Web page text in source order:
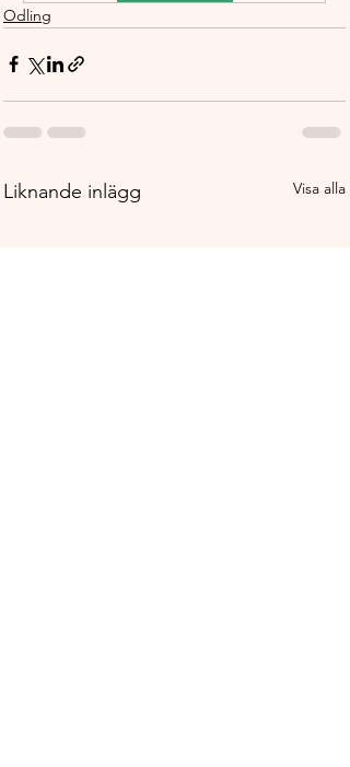
Odling
Liknande inlägg Visa alla